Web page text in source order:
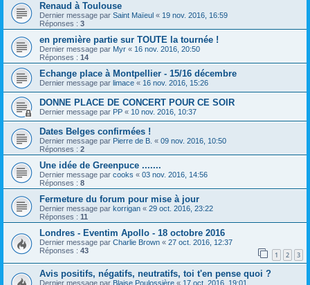
Renaud à Toulouse
Dernier message par Saint Maïeul « 19 nov. 2016, 16:59
Réponses : 3
en première partie sur TOUTE la tournée !
Dernier message par Myr « 16 nov. 2016, 20:50
Réponses : 14
Echange place à Montpellier - 15/16 décembre
Dernier message par limace « 16 nov. 2016, 15:26
DONNE PLACE DE CONCERT POUR CE SOIR
Dernier message par PP « 10 nov. 2016, 10:37
Dates Belges confirmées !
Dernier message par Pierre de B. « 09 nov. 2016, 10:50
Réponses : 2
Une idée de Greenpuce .......
Dernier message par cooks « 03 nov. 2016, 14:56
Réponses : 8
Fermeture du forum pour mise à jour
Dernier message par korrigan « 29 oct. 2016, 23:22
Réponses : 11
Londres - Eventim Apollo - 18 octobre 2016
Dernier message par Charlie Brown « 27 oct. 2016, 12:37
Réponses : 43 1 2 3
Avis positifs, négatifs, neutratifs, toi t'en pense quoi ?
Dernier message par Blaise Poulossière « 17 oct. 2016, 19:01